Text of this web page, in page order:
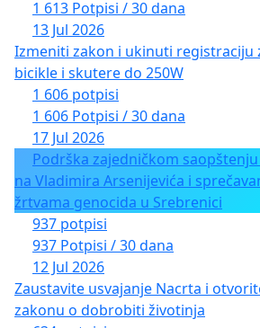
1 613 Potpisi / 30 dana
13 Jul 2026
Izmeniti zakon i ukinuti registraciju
bicikle i skutere do 250W
1 606 potpisi
1 606 Potpisi / 30 dana
17 Jul 2026
Podrška zajedničkom
na Vladimira Arsenijevića i
žrtvama genocida u Srebrenici
937 potpisi
937 Potpisi / 30 dana
12 Jul 2026
Zaustavite usvajanje Nacrta i
zakonu o dobrobiti životinja